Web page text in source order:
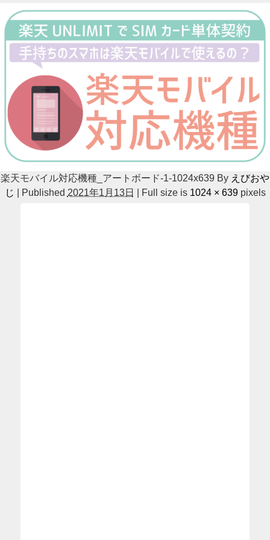
楽天モバイル対応機種_アートボード-1-1024x639 By えびおや
じ
Published 2021年1月13日 Full size is 1024 × 639pixels